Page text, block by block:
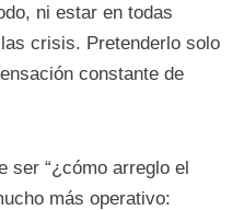
ni estar en todas
crisis. Pretenderlo solo
constante de
ser “¿cómo arreglo el
más operativo: